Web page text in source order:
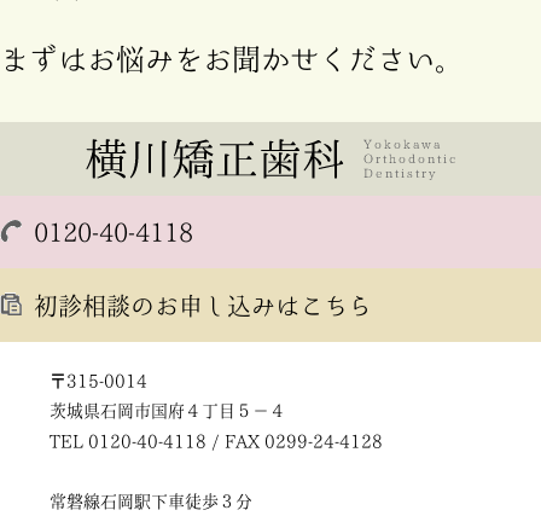
まずはお悩みをお聞かせください。
0120-40-4118
初診相談のお申し込みはこちら
〒315-0014
茨城県石岡市国府４丁目５－４
TEL 0120-40-4118 / FAX 0299-24-4128
常磐線石岡駅下車徒歩３分